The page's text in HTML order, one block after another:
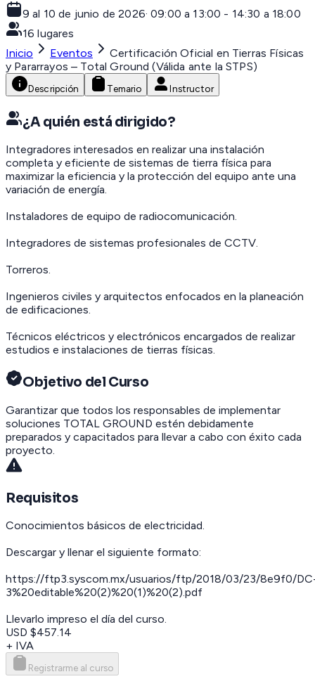
9 al 10 de junio de 2026·09:00 a 13:00 - 14:30 a 18:00
16 lugares
Inicio
Eventos
Certificación Oficial en Tierras Físicas
y Pararrayos – Total Ground (Válida ante la STPS)
Descripción Temario Instructor
¿A quién está dirigido?
Integradores interesados en realizar una instalación
completa y eficiente de sistemas de tierra física para
maximizar la eficiencia y la protección del equipo ante una
variación de energía.
Instaladores de equipo de radiocomunicación.
Integradores de sistemas profesionales de CCTV.
Torreros.
Ingenieros civiles y arquitectos enfocados en la planeación
de edificaciones.
Técnicos eléctricos y electrónicos encargados de realizar
estudios e instalaciones de tierras físicas.
Objetivo del Curso
Garantizar que todos los responsables de implementar
soluciones TOTAL GROUND estén debidamente
preparados y capacitados para llevar a cabo con éxito cada
proyecto.
Requisitos
Conocimientos básicos de electricidad.
Descargar y llenar el siguiente formato:
https://ftp3.syscom.mx/usuarios/ftp/2018/03/23/8e9f0/
3%20editable%20(2)%20(1)%20(2).pdf
Llevarlo impreso el día del curso.
USD $457.14
+ IVA
Registrarme al curso